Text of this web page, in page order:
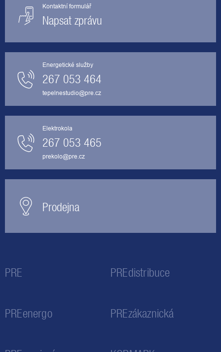
Kontaktní formulář
Napsat zprávu
Energetické služby
267 053 464
tepelnestudio@pre.cz
Elektrokola
267 053 465
prekolo@pre.cz
Prodejna
PRE PREdistribuce
PREenergo PREzákaznická